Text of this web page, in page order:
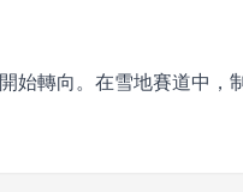
轉向。在雪地賽道中